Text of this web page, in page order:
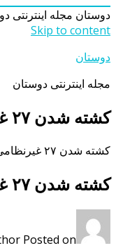
دوستان مجله اینترنتی
Skip to content
دوستان
مجله اینترنتی دوستان
کشته شدن ۲۷ غیرنظامی در حملات ائتلاف ضد داعش به شرق رقه/ داعش ۳۰ تن را در رقه اعدام کرد
کشته شدن ۲۷ غیرنظامی در حملات ائتلاف ضد داعش به شرق رقه/ داعش ۳۰ تن را در رقه اعدام کرد
کشته شدن ۲۷ غیرنظامی در حملات ائتلاف ضد داعش به شرق رقه/ داعش ۳۰ تن را در رقه اعدام کرد
Posted on